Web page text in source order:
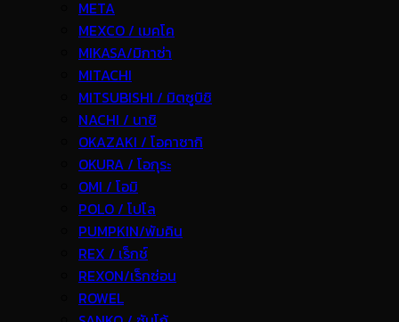
META
MEXCO / เมคโค
MIKASA/มิกาซ่า
MITACHI
MITSUBISHI / มิตซูบิชิ
NACHI / นาชิ
OKAZAKI / โอคาซากิ
OKURA / โอกุระ
OMI / โอมิ
POLO / โปโล
PUMPKIN/พัมคิน
REX / เร็กช์
REXON/เร็กซ่อน
ROWEL